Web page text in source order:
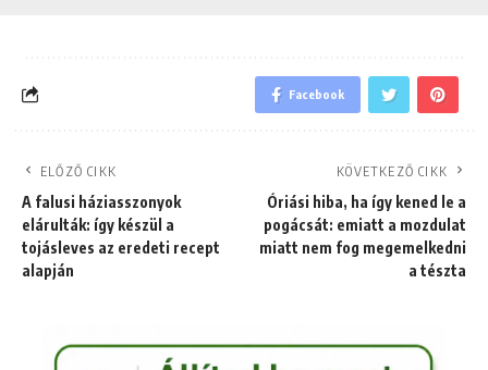
Facebook
ELŐZŐ CIKK
A falusi háziasszonyok
elárulták: így készül a
tojásleves az eredeti recept
alapján
KÖVETKEZŐ CIKK
Óriási hiba, ha így kened le a
pogácsát: emiatt a mozdulat
miatt nem fog megemelkedni
a tészta